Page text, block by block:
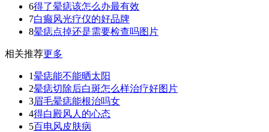
6得了晕痣该怎么办最有效
7白癫风光疗仪的好品牌
8晕痣点掉还是需要检查吗图片
相关推荐更多
1晕痣能不能晒太阳
2晕痣切除后白斑怎么样治疗好图片
3眉毛晕痣能根治吗女
4得白殿风人的心态
5百电风皮肤病